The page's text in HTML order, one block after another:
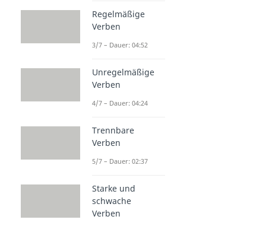
Regelmäßige
Verben
3/7 – Dauer: 04:52
Unregelmäßige
Verben
4/7 – Dauer: 04:24
Trennbare
Verben
5/7 – Dauer: 02:37
Starke und
schwache
Verben